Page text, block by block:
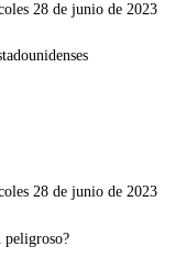
28 de junio de 2023
28 de junio de 2023